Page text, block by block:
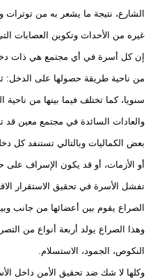
الشارع، نتيجة ما يشعر به من توترات
غيره من الأحداث وتكوين العصابات
إن كل أسرة في أي مجتمع هي ذات دخل
من ناحية طريقة حصولها على الدخل:
سنويا، كما تختلف فيما بينها من ناحية
والعادات السائدة في مجتمع معين قد
بعض الكماليات وبالتالي تستنفد كل
أو الأزمات، أو قد يكون الإسراف
تفشل الأسرة في تحقيق الاستقرار
الصراع يقوم بين أعضائها من جانب
وهذا الصراع يولد أربعة أنواع من
النكوص، الجمود، الاستسلام.
وكلها لا شك ضد تحقيق الأمن داخل